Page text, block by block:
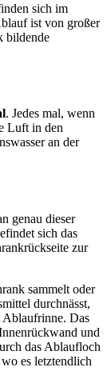
sich im
ist von großer
bildende
. Jedes mal, wenn
Luft in den
an der
genau dieser
sich das
zur
sammelt oder
durchnässt,
Das
und
das Ablaufloch
es letztendlich